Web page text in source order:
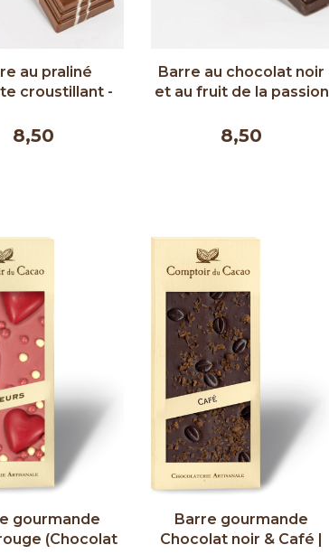
au praliné
croustillant -
8,50
Barre au chocolat noir
et au fruit de la passion
8,50
gourmande
(Chocolat
Barre gourmande
Chocolat noir & Café |